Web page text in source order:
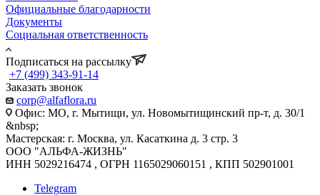
Официальные благодарности
Документы
Социальная ответственность
Подписаться на рассылку
+7 (499) 343-91-14
Заказать звонок
corp@alfaflora.ru
Офис: МО, г. Мытищи, ул. Новомытищинский пр-т, д. 30/1
&nbsp;
Мастерская: г. Москва, ул. Касаткина д. 3 стр. 3
ООО "АЛЬФА-ЖИЗНЬ"
ИНН 5029216474 , ОГРН 1165029060151 , КПП 502901001
Telegram